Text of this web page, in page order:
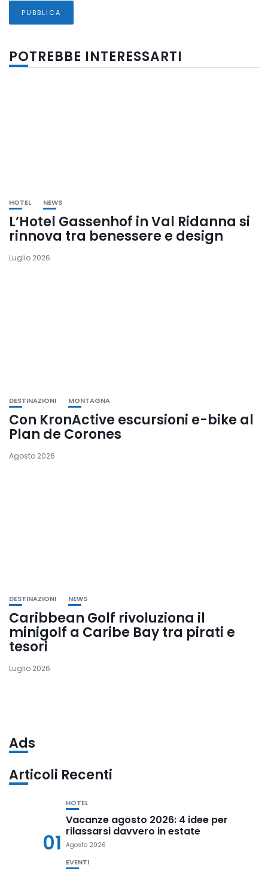
POTREBBE INTERESSARTI
HOTEL NEWS
L’Hotel Gassenhof in Val Ridanna si
rinnova tra benessere e design
Luglio 2026
DESTINAZIONI MONTAGNA
Con KronActive escursioni e-bike al
Plan de Corones
Agosto 2026
DESTINAZIONI NEWS
Caribbean Golf rivoluziona il
minigolf a Caribe Bay tra pirati e
tesori
Luglio 2026
Ads
Articoli Recenti
01
HOTEL
Vacanze agosto 2026: 4 idee per
rilassarsi davvero in estate
Agosto 2026
EVENTI